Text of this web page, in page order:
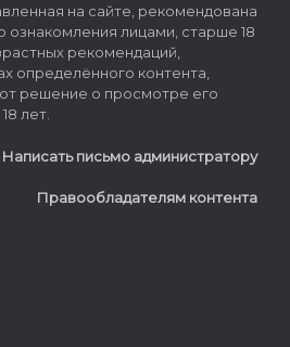
на сайте, рекомендована
ознакомления лицами, старше 18
рекомендаций,
определённого контента,
решение о просмотре его
лет.
Написать письмо администратору
Правообладателям контента